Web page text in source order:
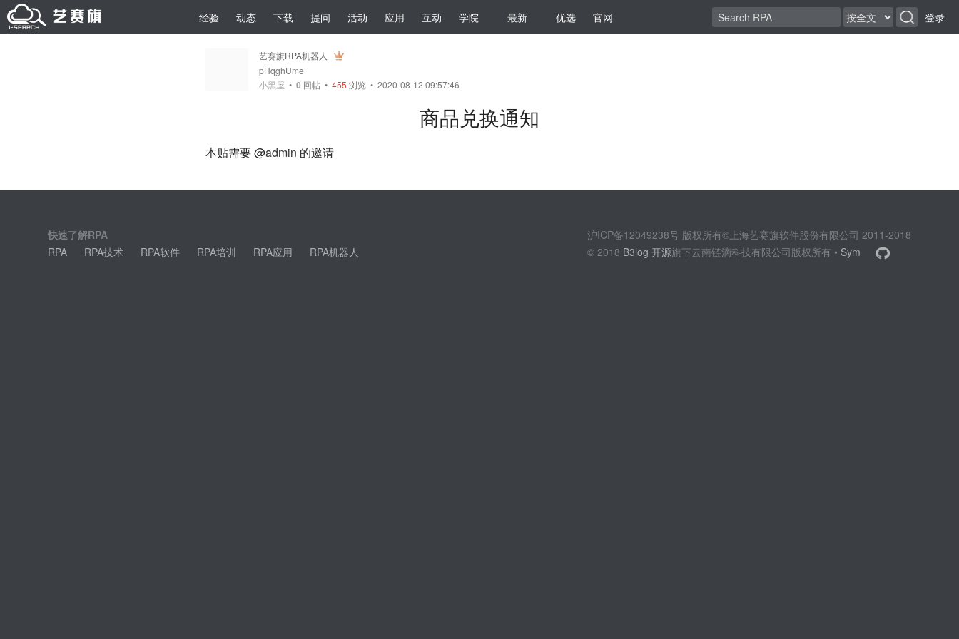
经验 动态 下载 提问 活动 应用 互动 学院 最新 优选 官网 登录
艺赛旗RPA机器人
pHqghUme
小黑屋 • 0 回帖 • 455 浏览 • 2020-08-12 09:57:46
商品兑换通知
本贴需要 @admin 的邀请
快速了解RPA
RPA
RPA技术 RPA软件 RPA培训 RPA应用 RPA机器人
沪ICP备12049238号 版权所有©上海艺赛旗软件股份有限公司 2011-2018
© 2018 B3log 开源旗下云南链滴科技有限公司版权所有 • Sym